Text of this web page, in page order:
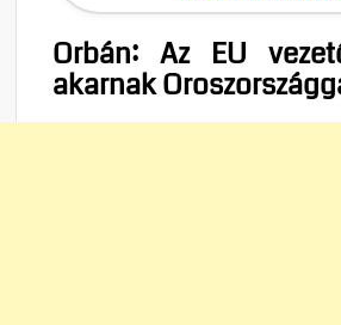
Orbán: Az EU
akarnak